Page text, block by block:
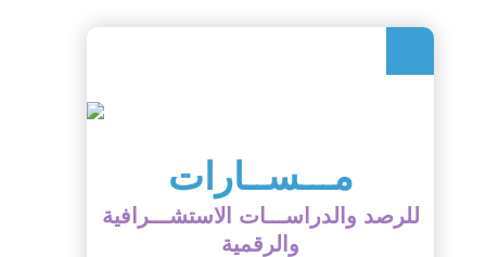
مـــســارات
للرصد والدراســـات الاستشـــرافية
والرقمية